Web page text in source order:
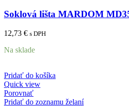
Soklová lišta MARDOM
12,73 € s DPH
Na sklade
Pridať do košíka
Quick view
Porovnať
Pridať do zoznamu želaní